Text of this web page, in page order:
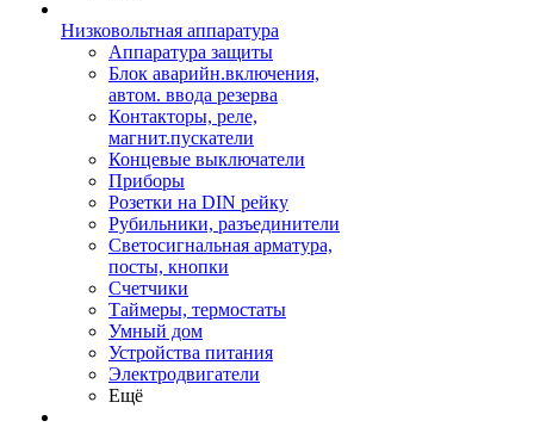
Низковольтная аппаратура
Аппаратура защиты
Блок аварийн.включения,
автом. ввода резерва
Контакторы, реле,
магнит.пускатели
Концевые выключатели
Приборы
Розетки на DIN рейку
Рубильники, разъединители
Светосигнальная арматура,
посты, кнопки
Счетчики
Таймеры, термостаты
Умный дом
Устройства питания
Электродвигатели
Ещё